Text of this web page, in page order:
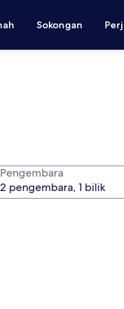
Sokongan
Pengembara